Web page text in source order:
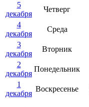
5
декабря
Четверг
4
декабря
Среда
3
декабря
Вторник
2
декабря
Понедельник
1
декабря
Воскресенье